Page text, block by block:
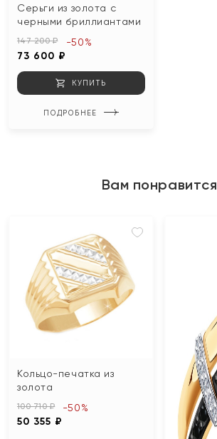
Серьги из золота с
черными бриллиантами
147 200 ₽
73 600 ₽
-50%
КУПИТЬ
ПОДРОБНЕЕ
Вам понравится
Кольцо-печатка из
золота
100 710 ₽
50 355 ₽
-50%